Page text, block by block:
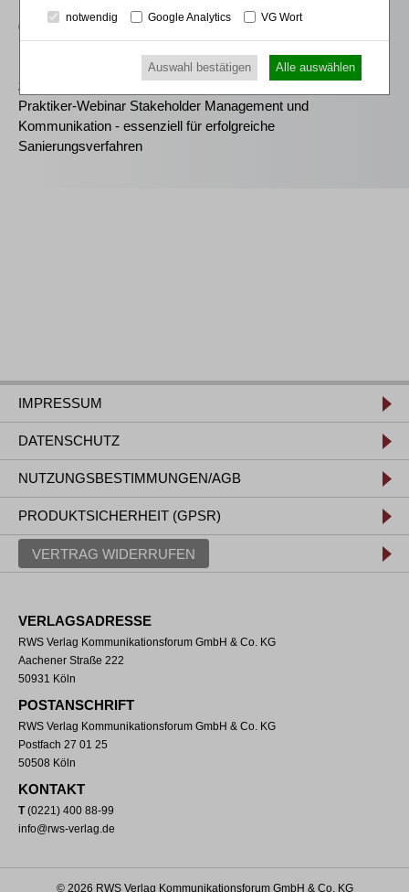
01.12.2026
25.11.2026
Praktiker-Webinar Stakeholder Management und
Kommunikation - essenziell für erfolgreiche
Sanierungsverfahren
IMPRESSUM
DATENSCHUTZ
NUTZUNGSBESTIMMUNGEN/AGB
PRODUKTSICHERHEIT (GPSR)
VERTRAG WIDERRUFEN
VERLAGSADRESSE
RWS Verlag Kommunikationsforum GmbH & Co. KG
Aachener Straße 222
50931 Köln
POSTANSCHRIFT
RWS Verlag Kommunikationsforum GmbH & Co. KG
Postfach 27 01 25
50508 Köln
KONTAKT
T(0221) 400 88-99
info@rws-verlag.de
© 2026 RWS Verlag Kommunikationsforum GmbH & Co. KG
notwendig Google Analytics VG Wort
Auswahl bestätigen Alle auswählen